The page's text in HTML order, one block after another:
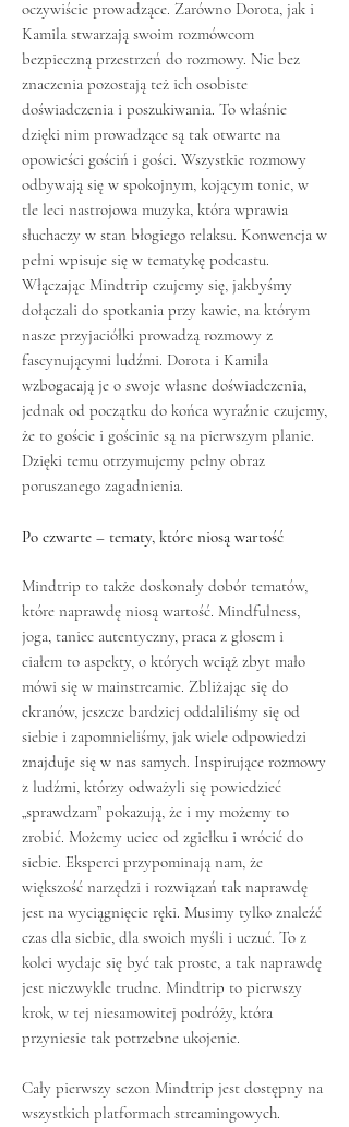
oczywiście prowadzące. Zarówno Dorota, jak i
Kamila stwarzają swoim rozmówcom
bezpieczną przestrzeń do rozmowy. Nie bez
znaczenia pozostają też ich osobiste
doświadczenia i poszukiwania. To właśnie
dzięki nim prowadzące są tak otwarte na
opowieści gościń i gości. Wszystkie rozmowy
odbywają się w spokojnym, kojącym tonie, w
tle leci nastrojowa muzyka, która wprawia
słuchaczy w stan błogiego relaksu. Konwencja w
pełni wpisuje się w tematykę podcastu.
Włączając Mindtrip czujemy się, jakbyśmy
dołączali do spotkania przy kawie, na którym
nasze przyjaciółki prowadzą rozmowy z
fascynującymi ludźmi. Dorota i Kamila
wzbogacają je o swoje własne doświadczenia,
jednak od początku do końca wyraźnie czujemy,
że to goście i gościnie są na pierwszym planie.
Dzięki temu otrzymujemy pełny obraz
poruszanego zagadnienia.
Po czwarte – tematy, które niosą wartość
Mindtrip to także doskonały dobór tematów,
które naprawdę niosą wartość. Mindfulness,
joga, taniec autentyczny, praca z głosem i
ciałem to aspekty, o których wciąż zbyt mało
mówi się w mainstreamie. Zbliżając się do
ekranów, jeszcze bardziej oddaliliśmy się od
siebie i zapomnieliśmy, jak wiele odpowiedzi
znajduje się w nas samych. Inspirujące rozmowy
z ludźmi, którzy odważyli się powiedzieć
„sprawdzam” pokazują, że i my możemy to
zrobić. Możemy uciec od zgiełku i wrócić do
siebie. Eksperci przypominają nam, że
większość narzędzi i rozwiązań tak naprawdę
jest na wyciągnięcie ręki. Musimy tylko znaleźć
czas dla siebie, dla swoich myśli i uczuć. To z
kolei wydaje się być tak proste, a tak naprawdę
jest niezwykle trudne. Mindtrip to pierwszy
krok, w tej niesamowitej podróży, która
przyniesie tak potrzebne ukojenie.
Cały pierwszy sezon Mindtrip jest dostępny na
wszystkich platformach streamingowych.